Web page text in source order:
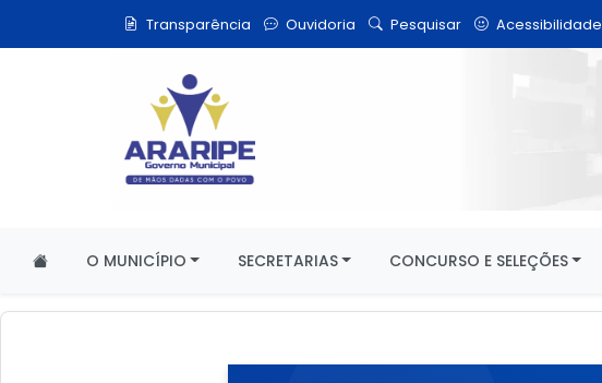
Transparência Ouvidoria Pesquisar Acessibilidade
O MUNICÍPIO SECRETARIAS CONCURSO E SELEÇÕES